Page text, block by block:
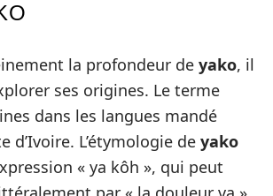
la profondeur de yako, il
ses origines. Le terme
dans les langues mandé
d’Ivoire. L’étymologie de yako
« ya kôh », qui peut